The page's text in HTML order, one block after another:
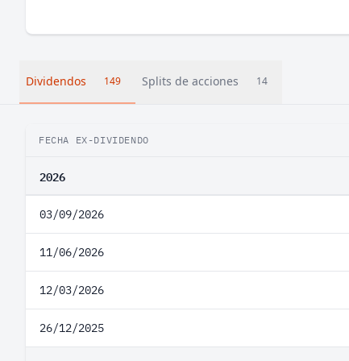
Dividendos 149 Splits de acciones 14
FECHA EX-DIVIDENDO
2026
03/09/2026
11/06/2026
12/03/2026
26/12/2025